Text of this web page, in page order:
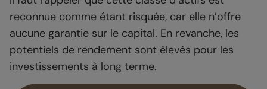
reconnue comme étant risquée, car elle n’offre
aucune garantie sur le capital. En revanche, les
potentiels de rendement sont élevés pour les
investissements à long terme.